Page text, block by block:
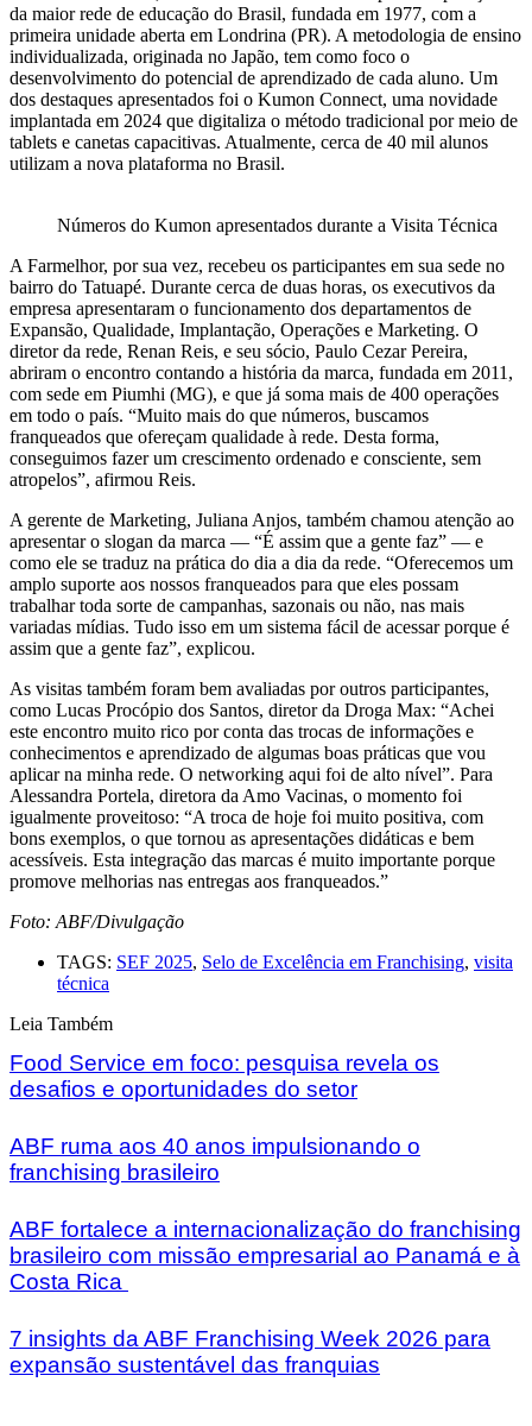
da maior rede de educação do Brasil, fundada em 1977, com a
primeira unidade aberta em Londrina (PR). A metodologia de ensino
individualizada, originada no Japão, tem como foco o
desenvolvimento do potencial de aprendizado de cada aluno. Um
dos destaques apresentados foi o Kumon Connect, uma novidade
implantada em 2024 que digitaliza o método tradicional por meio de
tablets e canetas capacitivas. Atualmente, cerca de 40 mil alunos
utilizam a nova plataforma no Brasil.
Números do Kumon apresentados durante a Visita Técnica
A Farmelhor, por sua vez, recebeu os participantes em sua sede no
bairro do Tatuapé. Durante cerca de duas horas, os executivos da
empresa apresentaram o funcionamento dos departamentos de
Expansão, Qualidade, Implantação, Operações e Marketing. O
diretor da rede, Renan Reis, e seu sócio, Paulo Cezar Pereira,
abriram o encontro contando a história da marca, fundada em 2011,
com sede em Piumhi (MG), e que já soma mais de 400 operações
em todo o país. “Muito mais do que números, buscamos
franqueados que ofereçam qualidade à rede. Desta forma,
conseguimos fazer um crescimento ordenado e consciente, sem
atropelos”, afirmou Reis.
A gerente de Marketing, Juliana Anjos, também chamou atenção ao
apresentar o slogan da marca — “É assim que a gente faz” — e
como ele se traduz na prática do dia a dia da rede. “Oferecemos um
amplo suporte aos nossos franqueados para que eles possam
trabalhar toda sorte de campanhas, sazonais ou não, nas mais
variadas mídias. Tudo isso em um sistema fácil de acessar porque é
assim que a gente faz”, explicou.
As visitas também foram bem avaliadas por outros participantes,
como Lucas Procópio dos Santos, diretor da Droga Max: “Achei
este encontro muito rico por conta das trocas de informações e
conhecimentos e aprendizado de algumas boas práticas que vou
aplicar na minha rede. O networking aqui foi de alto nível”. Para
Alessandra Portela, diretora da Amo Vacinas, o momento foi
igualmente proveitoso: “A troca de hoje foi muito positiva, com
bons exemplos, o que tornou as apresentações didáticas e bem
acessíveis. Esta integração das marcas é muito importante porque
promove melhorias nas entregas aos franqueados.”
Foto: ABF/Divulgação
TAGS: SEF 2025, Selo de Excelência em Franchising, visita
técnica
Leia Também
Food Service em foco: pesquisa revela os
desafios e oportunidades do setor
ABF ruma aos 40 anos impulsionando o
franchising brasileiro
ABF fortalece a internacionalização do franchising
brasileiro com missão empresarial ao Panamá e à
Costa Rica
7 insights da ABF Franchising Week 2026 para
expansão sustentável das franquias